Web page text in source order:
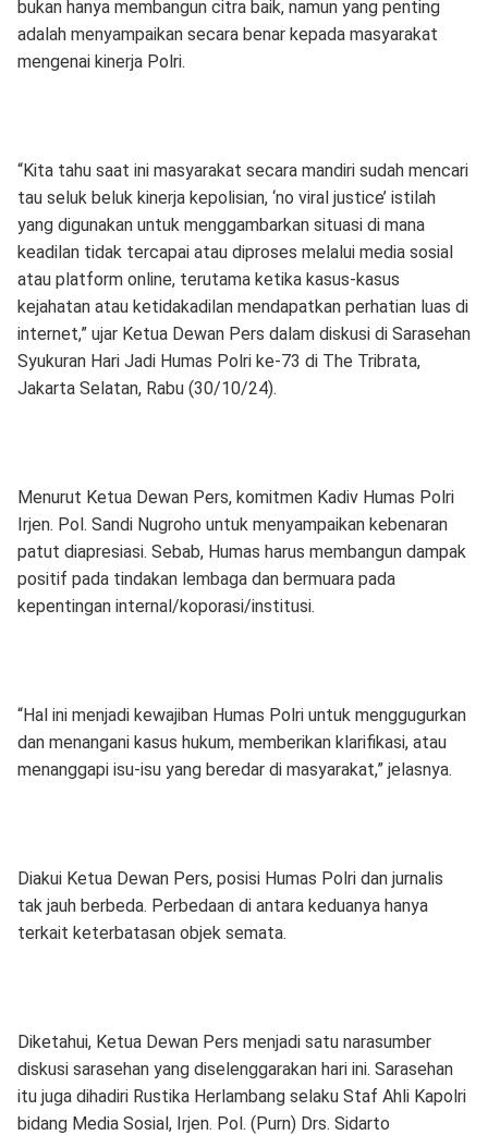
bukan hanya membangun citra baik, namun yang penting
adalah menyampaikan secara benar kepada masyarakat
mengenai kinerja Polri.
“Kita tahu saat ini masyarakat secara mandiri sudah mencari
tau seluk beluk kinerja kepolisian, ‘no viral justice’ istilah
yang digunakan untuk menggambarkan situasi di mana
keadilan tidak tercapai atau diproses melalui media sosial
atau platform online, terutama ketika kasus-kasus
kejahatan atau ketidakadilan mendapatkan perhatian luas di
internet,” ujar Ketua Dewan Pers dalam diskusi di Sarasehan
Syukuran Hari Jadi Humas Polri ke-73 di The Tribrata,
Jakarta Selatan, Rabu (30/10/24).
Menurut Ketua Dewan Pers, komitmen Kadiv Humas Polri
Irjen. Pol. Sandi Nugroho untuk menyampaikan kebenaran
patut diapresiasi. Sebab, Humas harus membangun dampak
positif pada tindakan lembaga dan bermuara pada
kepentingan internal/koporasi/institusi.
“Hal ini menjadi kewajiban Humas Polri untuk menggugurkan
dan menangani kasus hukum, memberikan klarifikasi, atau
menanggapi isu-isu yang beredar di masyarakat,” jelasnya.
Diakui Ketua Dewan Pers, posisi Humas Polri dan jurnalis
tak jauh berbeda. Perbedaan di antara keduanya hanya
terkait keterbatasan objek semata.
Diketahui, Ketua Dewan Pers menjadi satu narasumber
diskusi sarasehan yang diselenggarakan hari ini. Sarasehan
itu juga dihadiri Rustika Herlambang selaku Staf Ahli Kapolri
bidang Media Sosial, Irjen. Pol. (Purn) Drs. Sidarto